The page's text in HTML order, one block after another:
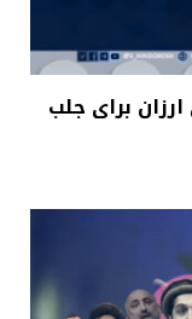
برای جلب